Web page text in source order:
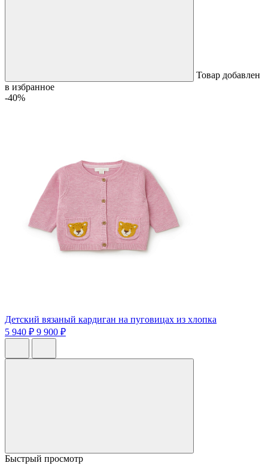
Товар добавлен
в избранное
-40%
Детский вязаный кардиган на пуговицах из хлопка
5 940 ₽ 9 900 ₽
Быстрый просмотр